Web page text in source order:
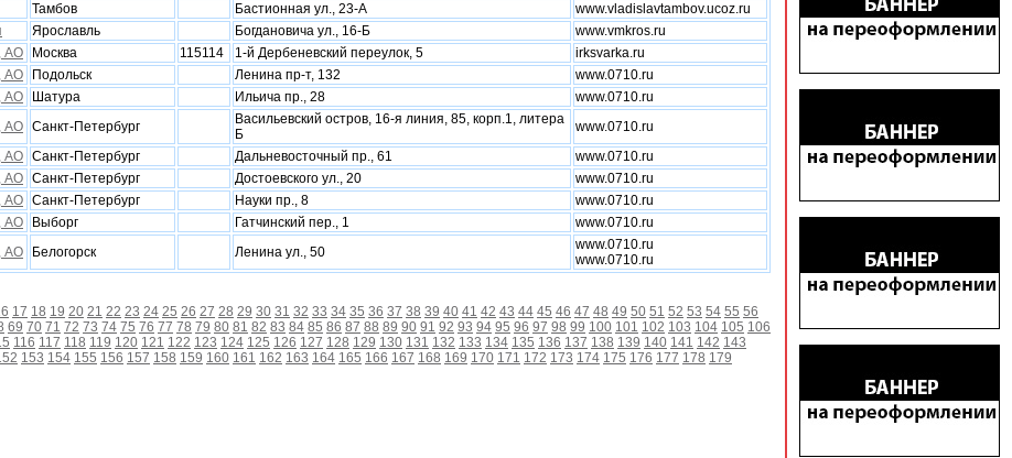
Тамбов Бастионная ул., 23-А
www.vladislavtambov.ucoz.ru
Ярославль Богдановича ул., 16-Б
www.vmkros.ru
АО
Москва 115114 1-й Дербеневский переулок, 5
irksvarka.ru
АО
Подольск Ленина пр-т, 132
www.0710.ru
АО
Шатура Ильича пр., 28
www.0710.ru
АО Санкт-Петербург
Васильевский остров, 16-я линия, 85, корп.1, литера
Б
www.0710.ru
АО Санкт-Петербург Дальневосточный пр., 61
www.0710.ru
АО Санкт-Петербург Достоевского ул., 20
www.0710.ru
АО Санкт-Петербург Науки пр., 8
www.0710.ru
АО
Выборг Гатчинский пер., 1
www.0710.ru
АО
Белогорск Ленина ул., 50
www.0710.ru
www.0710.ru
17 18 19 20 21 22 23 24 25 26 27 28 29 30 31 32 33 34 35 36 37 38 39 40 41 42 43 44 45 46 47 48 49 50 51 52 53 54 55 56
69 70 71 72 73 74 75 76 77 78 79 80 81 82 83 84 85 86 87 88 89 90 91 92 93 94 95 96 97 98 99 100 101 102 103 104 105 106
116 117 118 119 120 121 122 123 124 125 126 127 128 129 130 131 132 133 134 135 136 137 138 139 140 141 142 143
153 154 155 156 157 158 159 160 161 162 163 164 165 166 167 168 169 170 171 172 173 174 175 176 177 178 179